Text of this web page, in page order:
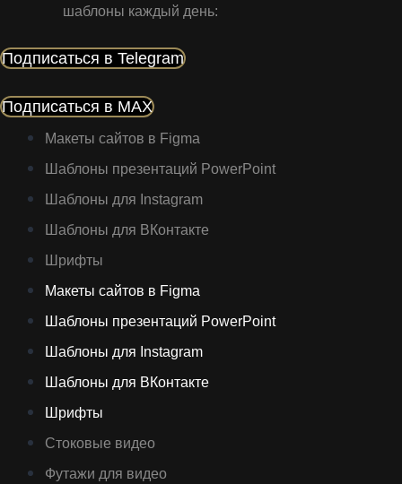
шаблоны каждый день:
Подписаться в Telegram
Подписаться в MAX
Макеты сайтов в Figma
Шаблоны презентаций PowerPoint
Шаблоны для Instagram
Шаблоны для ВКонтакте
Шрифты
Макеты сайтов в Figma
Шаблоны презентаций PowerPoint
Шаблоны для Instagram
Шаблоны для ВКонтакте
Шрифты
Стоковые видео
Футажи для видео